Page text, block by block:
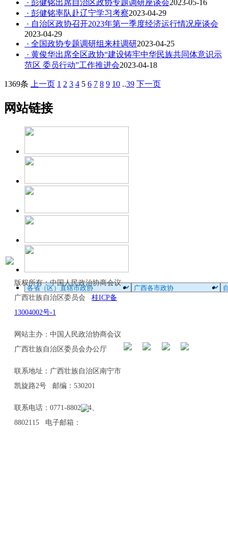
· 彭健铭出席自治区政协专题调研座谈会2023-05-16
· 彭健铭率队赴辽宁学习考察2023-04-29
· 自治区政协召开2023年第一季度经济运行情况座谈会
2023-04-29
· 全国政协专题调研组来桂调研2023-04-25
· 黄俊华出席全区政协“建设铸牢中华民族共同体意识示
范区 委员行动”工作推进会2023-04-18
1369条 上一页 1 2 3 4 5 6 7 8 9 10 ..39 下一页
网站链接
版权所有：中国人民政治协商会议
广西壮族自治区委员会 桂ICP备
13004002号-1
网站主办：中国人民政治协商会议
广西壮族自治区委员会办公厅
联系地址：广西壮族自治区南宁市
凯旋路2号 邮编：530201
联系电话：0771-8802114、
8802115 电子邮箱：